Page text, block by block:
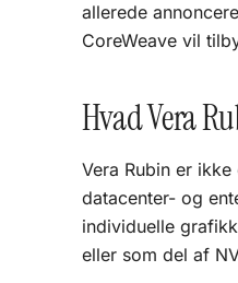
allerede
CoreWeave vil
Hvad Vera
Vera Rubin er
datacenter- og
individuelle
eller som del af